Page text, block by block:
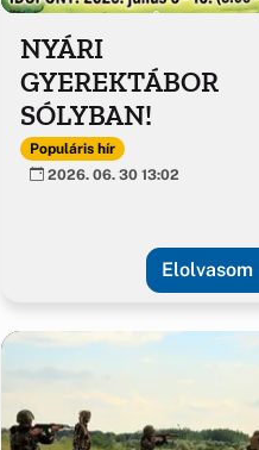
NYÁRI
GYEREKTÁBOR
SÓLYBAN!
Populáris hír
2026. 06. 30 13:02
Elolvasom